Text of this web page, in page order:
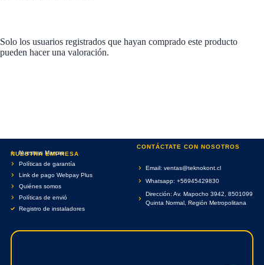
Solo los usuarios registrados que hayan comprado este producto
pueden hacer una valoración.
NUESTRA EMPRESA
Nuestras Marcas
Políticas de garantía
Link de pago Webpay Plus
Quiénes somos
Políticas de envió
Registro de instaladores
CONTÁCTATE CON NOSOTROS
Email: ventas@teknokont.cl
Whatsapp: +56945429830
Dirección: Av. Mapocho 3942, 8501099
Quinta Normal, Región Metropolitana